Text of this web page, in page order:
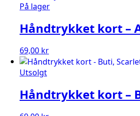
På lager
Håndtrykket kort –
69,00 kr
Utsolgt
Håndtrykket kort –